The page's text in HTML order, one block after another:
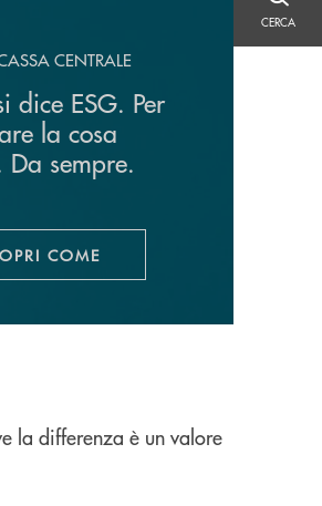
CERCA
CENTRALE
dice ESG. Per
la cosa
Da sempre.
COME
APRE UNA NUOVA FINESTRA
la differenza è un valore